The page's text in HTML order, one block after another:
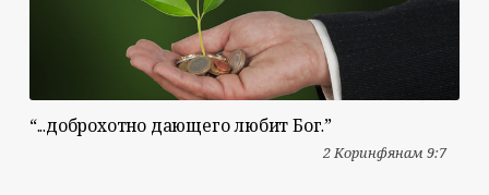
“...доброхотно дающего любит Бог.”
2 Коринфянам 9:7